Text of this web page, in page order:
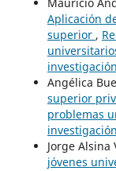
Aplicación
superior ,
Angélica
superior
problemas
Jorge Alsina
jóvenes